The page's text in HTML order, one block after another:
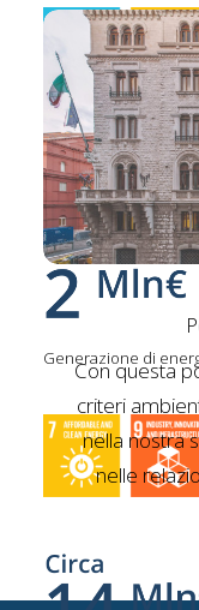
Generazione di
Con questa
criteri
nella nostra
nelle